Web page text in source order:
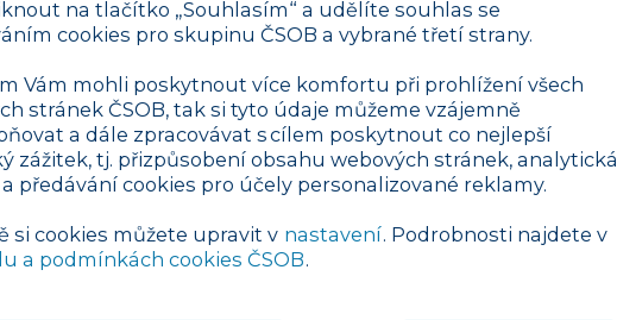
pro plátce DPH
fakturu?
setká takřka každý podnikatel. Obecně je
zákazník již fakturu uhradil, ale vy mu
vrátit, ale také pokud na chybu
je
na tlačítko „Souhlasím“ a udělíte souhlas se
cookies pro skupinu ČSOB a vybrané třetí strany.
Vám mohli poskytnout více komfortu při prohlížení všech
stránek ČSOB, tak si tyto údaje můžeme vzájemně
a dále zpracovávat s cílem poskytnout co nejlepší
zážitek, tj. přizpůsobení obsahu webových stránek, analytická
předávání cookies pro účely personalizované reklamy.
si cookies můžete upravit v nastavení. Podrobnosti najdete v
a podmínkách cookies ČSOB.